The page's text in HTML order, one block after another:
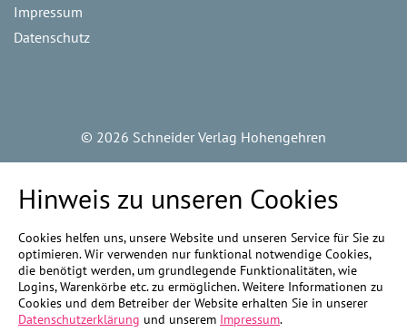
Impressum
Datenschutz
© 2026 Schneider Verlag Hohengehren
Hinweis zu unseren Cookies
Cookies helfen uns, unsere Website und unseren Service für Sie zu
optimieren. Wir verwenden nur funktional notwendige Cookies,
die benötigt werden, um grundlegende Funktionalitäten, wie
Logins, Warenkörbe etc. zu ermöglichen. Weitere Informationen zu
Cookies und dem Betreiber der Website erhalten Sie in unserer
Datenschutzerklärung und unserem Impressum.